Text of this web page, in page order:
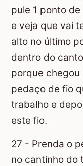
pule 1 ponto
e veja que vai
alto no último
dentro do
porque chegou
pedaço de fio
trabalho e
este fio.
27 - Prenda o
no cantinho do